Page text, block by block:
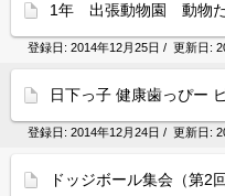
1年 出張動物園 動物た
登録日: 2014年12月25日 / 更新日:
日下っ子 健康歯っぴー
登録日: 2014年12月24日 / 更新日:
ドッジボール集会（第2回